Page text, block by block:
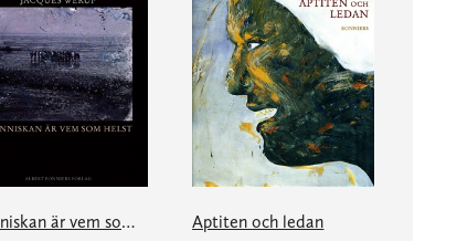
Människan är vem som helst Aptiten och ledan